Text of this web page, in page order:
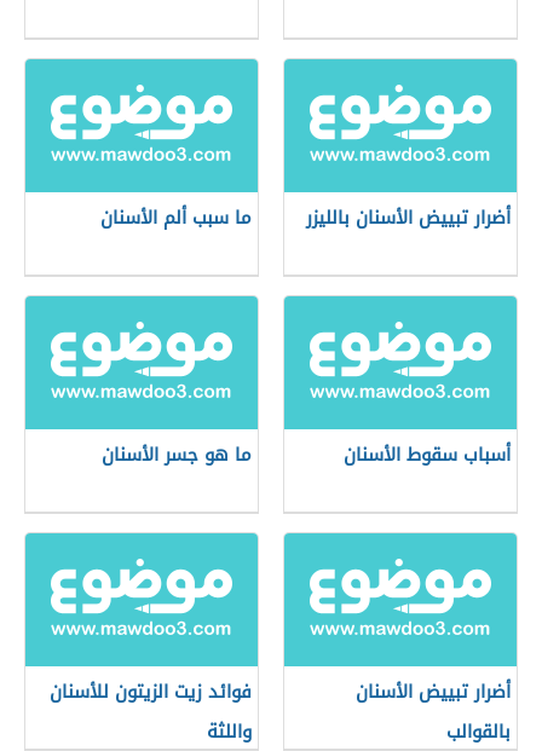
أضرار تبييض الأسنان بالليزر ما سبب ألم الأسنان
أسباب سقوط الأسنان ما هو جسر الأسنان
أضرار تبييض الأسنان
بالقوالب
فوائد زيت الزيتون للأسنان
واللثة